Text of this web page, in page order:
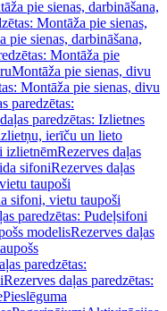
pie sienas, darbināšana,
Montāža pie sienas,
pie sienas, darbināšana,
Montāža pie
Montāža pie sienas, divu
Montāža pie sienas, divu
paredzētas:
paredzētas: Izlietnes
ierīču un lieto
izlietnēmRezerves daļas
sifoniRezerves daļas
taupoši
sifoni, vietu taupoši
paredzētas: Pudeļsifoni
modelisRezerves daļas
paredzētas:
Rezerves daļas paredzētas:
Pieslēguma